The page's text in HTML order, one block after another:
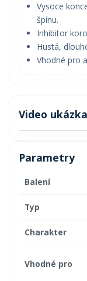
Vysoce
špínu.
Inhibitor
Hustá,
Vhodné pro
Video ukázka
Parametry
Balení
Typ
Charakter
Vhodné pro